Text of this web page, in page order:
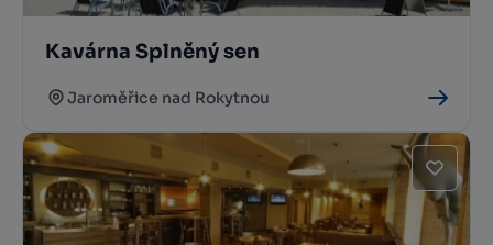
Kavárna Splněný sen
Jaroměřice nad Rokytnou